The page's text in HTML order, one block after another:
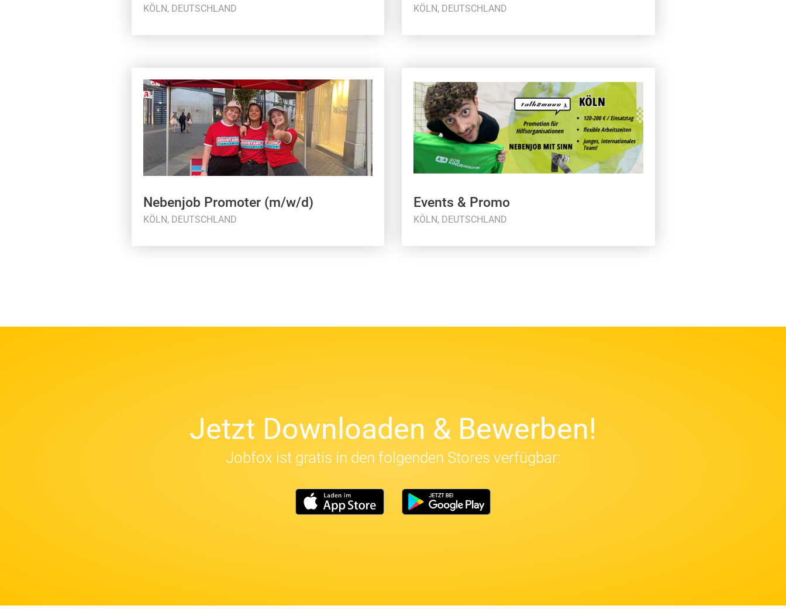
KÖLN, DEUTSCHLAND KÖLN, DEUTSCHLAND
Nebenjob Promoter (m/w/d)
KÖLN, DEUTSCHLAND
Events & Promo
KÖLN, DEUTSCHLAND
Jetzt Downloaden & Bewerben!
Jobfox ist gratis in den folgenden Stores verfügbar: